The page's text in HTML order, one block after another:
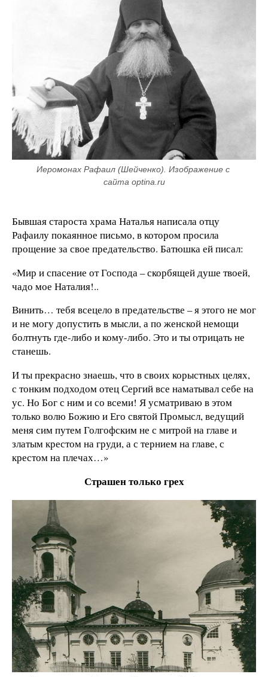
Иеромонах Рафаил (Шейченко). Изображение с
сайта optina.ru
Бывшая староста храма Наталья написала отцу
Рафаилу покаянное письмо, в котором просила
прощение за свое предательство. Батюшка ей писал:
«Мир и спасение от Господа – скорбящей душе твоей,
чадо мое Наталия!..
Винить… тебя всецело в предательстве – я этого не мог
и не могу допустить в мысли, а по женской немощи
болтнуть где-либо и кому-либо. Это и ты отрицать не
станешь.
И ты прекрасно знаешь, что в своих корыстных целях,
с тонким подходом отец Сергий все наматывал себе на
ус. Но Бог с ним и со всеми! Я усматриваю в этом
только волю Божию и Его святой Промысл, ведущий
меня сим путем Голгофским не с митрой на главе и
златым крестом на груди, а с тернием на главе, с
крестом на плечах…»
Страшен только грех